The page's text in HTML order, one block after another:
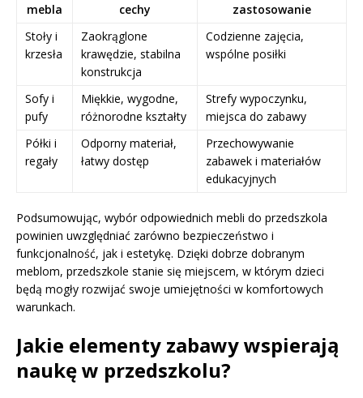
mebla
cechy
zastosowanie
Stoły i
krzesła
Zaokrąglone
krawędzie, stabilna
konstrukcja
Codzienne zajęcia,
wspólne posiłki
Sofy i
pufy
Miękkie, wygodne,
różnorodne kształty
Strefy wypoczynku,
miejsca do zabawy
Półki i
regały
Odporny materiał,
łatwy dostęp
Przechowywanie
zabawek i materiałów
edukacyjnych
Podsumowując, wybór odpowiednich mebli do przedszkola
powinien uwzględniać zarówno bezpieczeństwo i
funkcjonalność, jak i estetykę. Dzięki dobrze dobranym
meblom, przedszkole stanie się miejscem, w którym dzieci
będą mogły rozwijać swoje umiejętności w komfortowych
warunkach.
Jakie elementy zabawy wspierają
naukę w przedszkolu?